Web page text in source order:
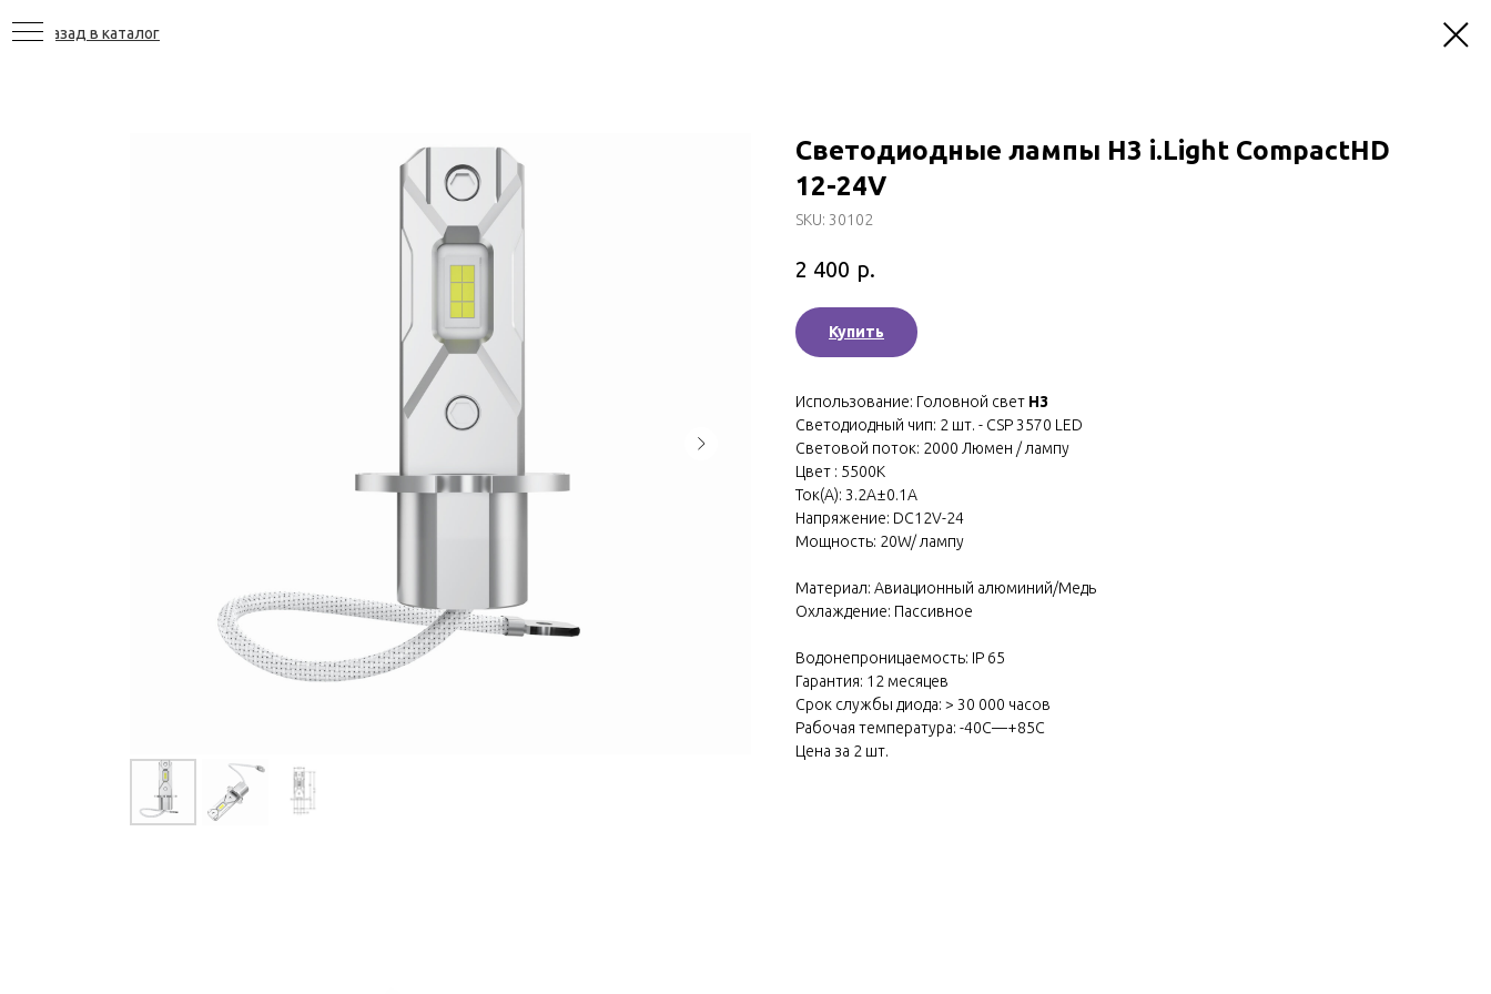
Назад в каталог
Светодиодные лампы H3 i.Light CompactHD
12-24V
SKU: 30102
2 400 р.
Купить
Использование: Головной свет H3
Светодиодный чип: 2 шт. - CSP 3570 LED
Световой поток: 2000 Люмен / лампу
Цвет : 5500K
Ток(A): 3.2A±0.1A
Напряжение: DC12V-24
Мощность: 20W/ лампу
Материал: Авиационный алюминий/Медь
Охлаждение: Пассивное
Водонепроницаемость: IP 65
Гарантия: 12 месяцев
Срок службы диода: > 30 000 часов
Рабочая температура: -40C—+85C
Цена за 2 шт.